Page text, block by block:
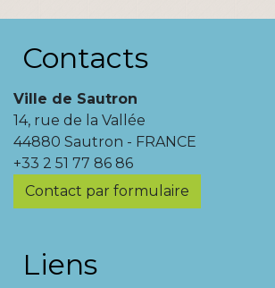
Contacts
Ville de Sautron
14, rue de la Vallée
44880 Sautron - FRANCE
+33 2 51 77 86 86
Contact par formulaire
Liens